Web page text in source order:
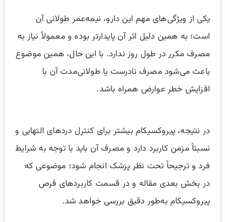
یکی از ویژگی‌های مهم این دارو، نیمه‌عمر طولانی آن
است؛ به همین دلیل اثر آن پایدارتر بوده و معمولاً نیاز به
مصرف مکرر در طول روز ندارد. با این حال، همین موضوع
باعث می‌شود مصرف نادرست یا طولانی‌مدت آن با
افزایش خطر عوارض همراه باشد.
در نتیجه، پیروکسیکام بیشتر برای کنترل دردهای التهابی و
نسبتاً مزمن کاربرد دارد و مصرف آن باید با توجه به شرایط
فرد و ترجیحاً تحت نظر پزشک انجام شود؛ موضوعی که
در بخش بعدی مقاله و در قسمت کاربردهای قرص
پیروکسیکام به‌طور دقیق بررسی خواهد شد.